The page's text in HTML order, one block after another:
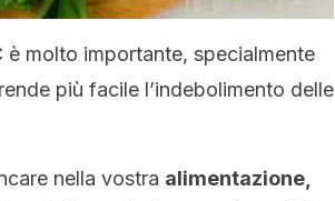
è molto importante, specialmente
più facile l’indebolimento delle
nella vostra alimentazione,